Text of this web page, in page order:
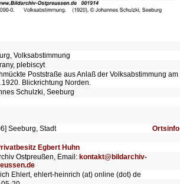
Volksabstimmung
plebiscyt
Poststraße aus Anlaß der Volksabstimmung am
Blickrichtung Norden.
Schulzki, Seeburg
Seeburg, Stadt
Ortsinfo
Egbert Huhn
Ostpreußen, Email: kontakt@bildarchiv-
Ehlert, ehlert-heinrich (at) online (dot) de